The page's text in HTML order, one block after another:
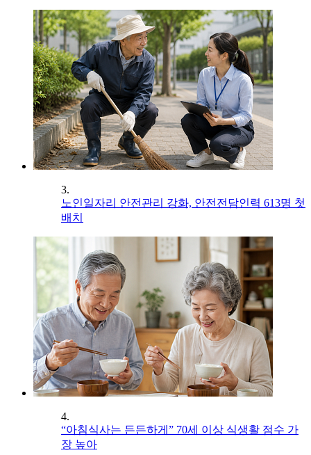
3.
노인일자리 안전관리 강화, 안전전담인력 613명 첫
배치
4.
“아침식사는 든든하게” 70세 이상 식생활 점수 가
장 높아